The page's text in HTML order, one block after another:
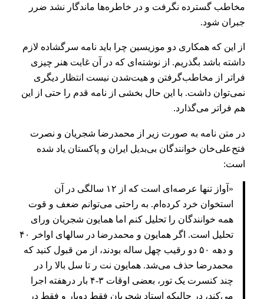
مخاطب گسترده نگرفت و در خاطره‌ها ماندگار نشد ضرر
جبران شود.
از این که همکاری دو موزیسین چرا باید نامه سرگشاده لازم
داشته باشد بگذریم. از نوشته‌ای که در آن غایت هنر چیزی
فراتر از مخاطب‌گرفتن و هیت‌شدن نیست انتظار دیگری
نمی‌توان داشت. با این حال بخشی از نامه قدم را حتی از این
هم فراتر می‌گذارد.
در متن نامه به صورت زیر از محمدرضا شجریان و نصرت
فتح‌علی‌خان خوانندگان بی‌بدیل ایران و پاکستان یاد شده
است:
«آواز تنها عرصه‌ای است که از ۱۲ سالگی در آن
استخوان خرد کرده‌ام. به راحتی می‌توانم ضعف و قوت
همه خوانندگان را تحلیل کنم اما همایون شجریان ورای
تحلیل است. اگر همایون و محمدرضا در سالهای اواخر ۴۰
و دهه ۵۰ دو رقیب چهل ساله بودند، از من قبول کنید که
محمدرضا حذف می‌شد. همایون نت ر تا سل بالا را در
چند کنسرت یک تور، بعضی اوقات ۳-۴ بار درهفته اجرا
می‌کند، در حالیکه استاد شجریان فقط دوبار و فقط در